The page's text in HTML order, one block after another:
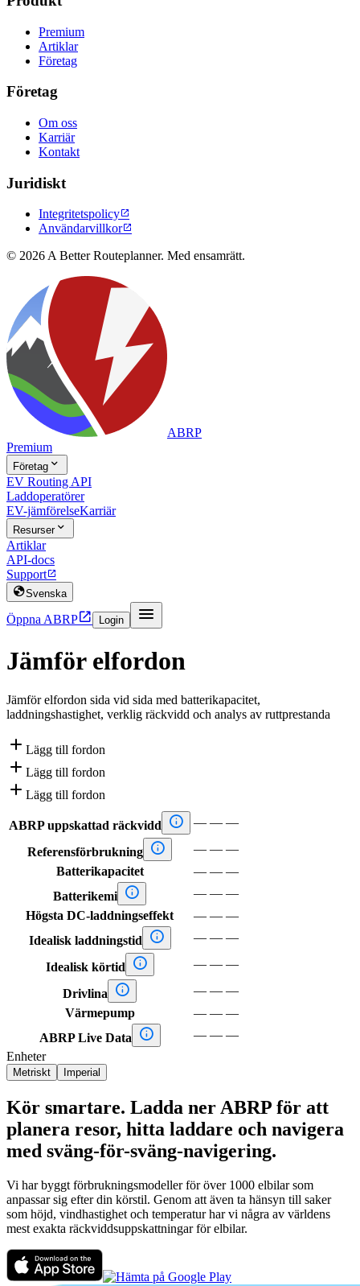
Premium
Artiklar
Företag
Företag
Om oss
Karriär
Kontakt
Juridiskt
Integritetspolicy
Användarvillkor
© 2026 A Better Routeplanner. Med ensamrätt.
ABRP
Premium
Företag 
EV Routing API
Laddoperatörer
EV-jämförelseKarriär
Resurser
Artiklar
API-docs
Support
Svenska
Öppna ABRP Login 
Jämför elfordon
Jämför elfordon sida vid sida med batterikapacitet,
laddningshastighet, verklig räckvidd och analys av ruttprestanda
 Lägg till fordon
 Lägg till fordon
 Lägg till fordon
ABRP uppskattad räckvidd  — — —
Referensförbrukning  — — —
Batterikapacitet
— — —
Batterikemi  — — —
Högsta DC-laddningseffekt
— — —
Idealisk laddningstid
 — — —
Idealisk körtid  — — —
Drivlina  — — —
Värmepump
— — —
ABRP Live Data
 — — —
Enheter
Metriskt Imperial
Kör smartare. Ladda ner ABRP för att
planera resor, hitta laddare och navigera
med sväng-för-sväng-navigering.
Vi har byggt förbrukningsmodeller för över 1000 elbilar som
anpassar sig efter din körstil. Genom att även ta hänsyn till saker
som höjd, vindhastighet och temperatur har vi några av världens
mest exakta räckviddsuppskattningar för elbilar.